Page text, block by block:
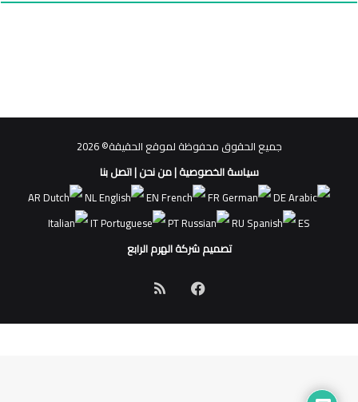
جميع الحقوق محفوظة لموقع الحقيقة© 2026
سياسة الخصوصية|من نحن|اتصل بنا
AR
NL EN FR
DE
IT
PT RU
ES
تصميم شركة الهرم الرابع
فيسبوكملخص
الموقع